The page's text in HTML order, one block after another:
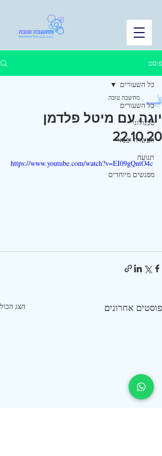
פוסט
כל השעורים
טכנולוגי
העשרה ופנאי
תנועה
מפגשים מיוחדים
כל השעורים
יוגה עם מיטל פלדמן
22.10.20
מחשבה טובה
https://www.youtube.com/watch?v=EI09gQntO4c
פוסטים אחרונים הצג הכול